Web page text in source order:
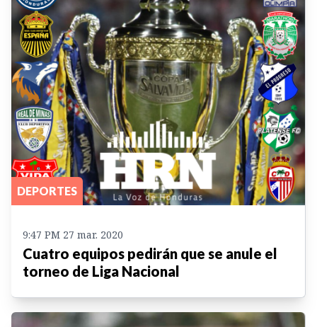
DEPORTES
9:47 PM 27 mar. 2020
Cuatro equipos pedirán que se anule el
torneo de Liga Nacional